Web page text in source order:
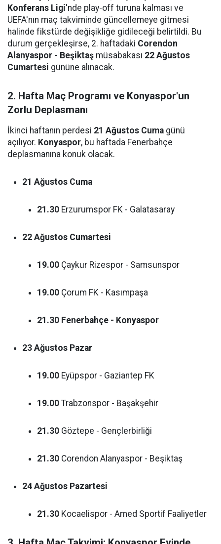
Konferans Ligi'nde play-off turuna kalması ve
UEFA'nın maç takviminde güncellemeye gitmesi
halinde fikstürde değişikliğe gidileceği belirtildi. Bu
durum gerçekleşirse, 2. haftadaki Corendon
Alanyaspor - Beşiktaş müsabakası 22 Ağustos
Cumartesi gününe alınacak.
2. Hafta Maç Programı ve Konyaspor'un
Zorlu Deplasmanı
İkinci haftanın perdesi 21 Ağustos Cuma günü
açılıyor. Konyaspor, bu haftada Fenerbahçe
deplasmanına konuk olacak.
21 Ağustos Cuma
21.30 Erzurumspor FK - Galatasaray
22 Ağustos Cumartesi
19.00 Çaykur Rizespor - Samsunspor
19.00 Çorum FK - Kasımpaşa
21.30 Fenerbahçe - Konyaspor
23 Ağustos Pazar
19.00 Eyüpspor - Gaziantep FK
19.00 Trabzonspor - Başakşehir
21.30 Göztepe - Gençlerbirliği
21.30 Corendon Alanyaspor - Beşiktaş
24 Ağustos Pazartesi
21.30 Kocaelispor - Amed Sportif Faaliyetler